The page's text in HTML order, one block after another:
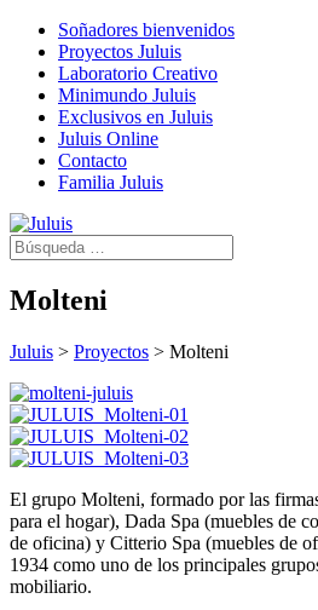
Soñadores bienvenidos
Proyectos Juluis
Laboratorio Creativo
Minimundo Juluis
Exclusivos en Juluis
Juluis Online
Contacto
Familia Juluis
Molteni
Juluis > Proyectos > Molteni
El grupo Molteni, formado por las
para el hogar), Dada Spa (muebles de
de oficina) y Citterio Spa (muebles de
1934 como uno de los principales
mobiliario.